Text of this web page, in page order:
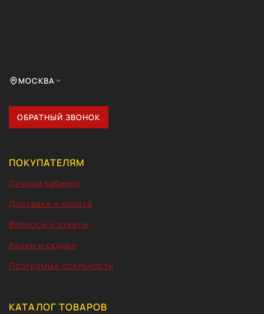
МОСКВА
ОБРАТНЫЙ ЗВОНОК
ПОКУПАТЕЛЯМ
Личный кабинет
Доставка и оплата
Вопросы и ответы
Акции и скидки
Программа лояльности
КАТАЛОГ ТОВАРОВ